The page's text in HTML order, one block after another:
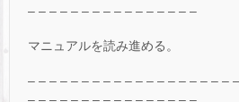
– – – – – – – – – – – – – – – –
マニュアルを読み進める。
– – – – – – – – – – – – – – – – – – –